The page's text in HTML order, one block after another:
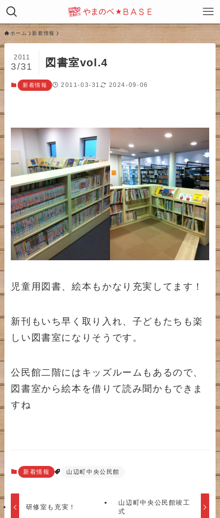
ホーム 新着情報
図書室vol.4
2011
3/31
新着情報 2011-03-31 2024-09-06
児童用図書、絵本もかなり充実してます！
新刊もいち早く取り入れ、子どもたちも楽
しい図書室になりそうです。
公民館二階にはキッズルームもあるので、
図書室から絵本を借りて読み聞かもできま
すね
新着情報 山辺町中央公民館
研修室も充実！
山辺町中央公民館竣工
式